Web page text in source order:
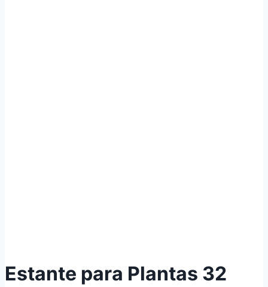
Estante para Plantas 32